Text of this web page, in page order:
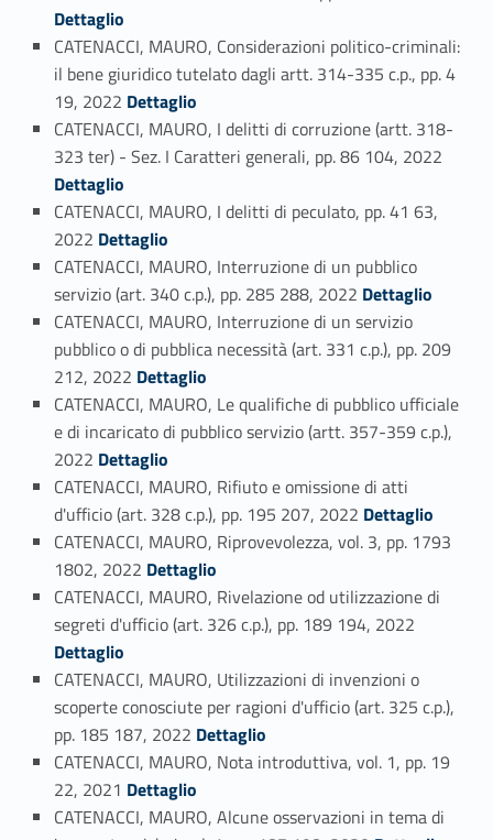
Dettaglio
CATENACCI, MAURO, Considerazioni politico-criminali:
il bene giuridico tutelato dagli artt. 314-335 c.p., pp. 4
19, 2022 Link identifier #identifier_person_184205-25
Dettaglio
CATENACCI, MAURO, I delitti di corruzione (artt. 318-
323 ter) - Sez. I Caratteri generali, pp. 86 104, 2022
Dettaglio
CATENACCI, MAURO, I delitti di peculato, pp. 41 63,
2022 Link identifier #identifier_person_87252-27
Dettaglio
CATENACCI, MAURO, Interruzione di un pubblico
servizio (art. 340 c.p.), pp. 285 288, 2022 Link identifier #identifier_person_102529-28
Dettaglio
CATENACCI, MAURO, Interruzione di un servizio
pubblico o di pubblica necessità (art. 331 c.p.), pp. 209
212, 2022 Link identifier #identifier_person_84380-29
Dettaglio
CATENACCI, MAURO, Le qualifiche di pubblico ufficiale
e di incaricato di pubblico servizio (artt. 357-359 c.p.),
2022 Link identifier #identifier_person_181092-30
Dettaglio
CATENACCI, MAURO, Rifiuto e omissione di atti
d'ufficio (art. 328 c.p.), pp. 195 207, 2022 Link identifier #identifier_person_139445-31
Dettaglio
CATENACCI, MAURO, Riprovevolezza, vol. 3, pp. 1793
1802, 2022 Link identifier #identifier_person_15057-32
Dettaglio
CATENACCI, MAURO, Rivelazione od utilizzazione di
segreti d'ufficio (art. 326 c.p.), pp. 189 194, 2022
Dettaglio
CATENACCI, MAURO, Utilizzazioni di invenzioni o
scoperte conosciute per ragioni d'ufficio (art. 325 c.p.),
pp. 185 187, 2022 Link identifier #identifier_person_62722-34
Dettaglio
CATENACCI, MAURO, Nota introduttiva, vol. 1, pp. 19
22, 2021 Link identifier #identifier_person_138553-35
Dettaglio
CATENACCI, MAURO, Alcune osservazioni in tema di
Link identifier #identifier_person_195731-36